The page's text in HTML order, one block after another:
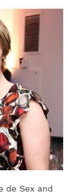
de Sex and